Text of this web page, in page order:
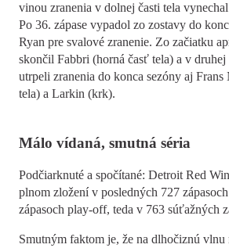
vinou zranenia v dolnej časti tela
Po 36. zápase vypadol zo zostavy do
Ryan pre svalové zranenie. Zo začiatku
skončil Fabbri (horná časť tela) a v
utrpeli zranenia do konca sezóny aj
tela) a Larkin (krk).
Málo vídaná, smutná séria
Podčiarknuté a spočítané: Detroit Red
plnom zložení v posledných 727
zápasoch play-off, teda v 763 súťažných
Smutným faktom je, že na dlhočiznú vlnu